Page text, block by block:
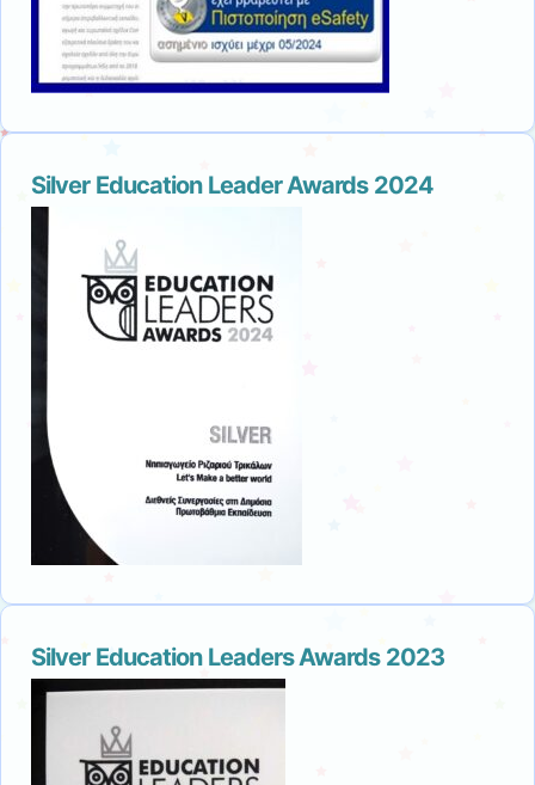
Silver Education Leader Awards 2024
Silver Education Leaders Awards 2023